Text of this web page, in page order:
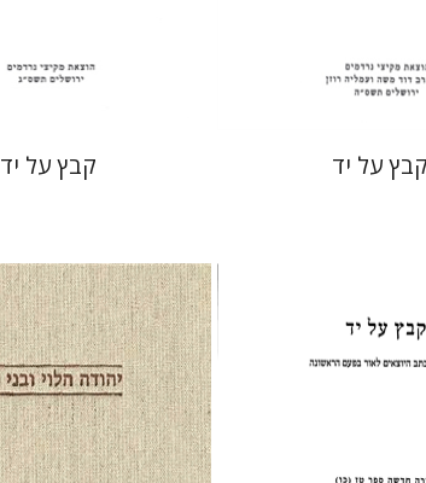
קבץ על יד קבץ על יד
עזרא פליישר משה גיל